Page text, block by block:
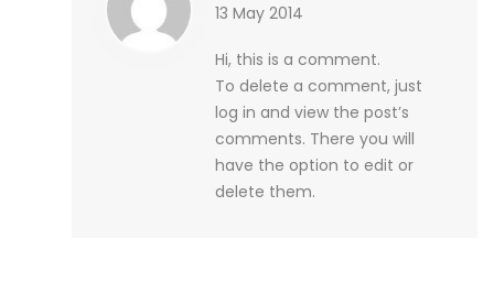
13 May 2014
Hi, this is a comment.
To delete a comment, just
log in and view the post’s
comments. There you will
have the option to edit or
delete them.